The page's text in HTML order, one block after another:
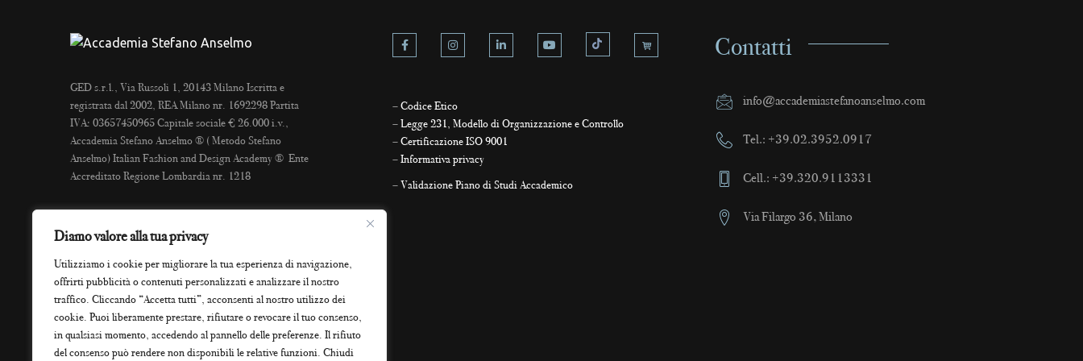
Diamo valore alla tua privacy
Utilizziamo i cookie per migliorare la tua esperienza di navigazione,
offrirti pubblicità o contenuti personalizzati e analizzare il nostro
traffico. Cliccando “Accetta tutti”, acconsenti al nostro utilizzo dei
cookie. Puoi liberamente prestare, rifiutare o revocare il tuo consenso,
in qualsiasi momento, accedendo al pannello delle preferenze. Il rifiuto
del consenso può rendere non disponibili le relative funzioni. Chiudi
GED s.r.l., Via Russoli 1, 20143 Milano Iscritta e
registrata dal 2002, REA Milano nr. 1692298 Partita
IVA: 03657450965 Capitale sociale € 26.000 i.v.,
Accademia Stefano Anselmo ® ( Metodo Stefano
Anselmo) Italian Fashion and Design Academy ® Ente
Accreditato Regione Lombardia nr. 1218
Accademia Stefano Anselmo – Milano
Via Filargo 36, 20143 Milano (MI)
Come raggiungerci: A soli 300 metri dallastazione
M2 Romolo.Vicini al Distretto Navigli e all’area
Fashion di Via Tortona
Tel: +39 02 3952 0917
WhatsApp: +39 320 911 3331
–Codice Etico
–Legge 231, Modello di Organizzazione e Controllo
–Certificazione ISO 9001
–Informativa privacy
–Validazione Piano di Studi Accademico
Contatti
info@accademiastefanoanselmo.com
Tel.: +39.02.3952.0917
Cell.: +39.320.9113331
Via Filargo 36, Milano